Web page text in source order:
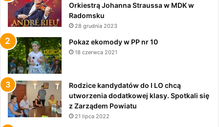
Orkiestrą Johanna Straussa w MDK w
Radomsku
28 grudnia 2023
Pokaz ekomody w PP nr 10
18 czerwca 2021
Rodzice kandydatów do I LO chcą
utworzenia dodatkowej klasy. Spotkali się
z Zarządem Powiatu
21 lipca 2022